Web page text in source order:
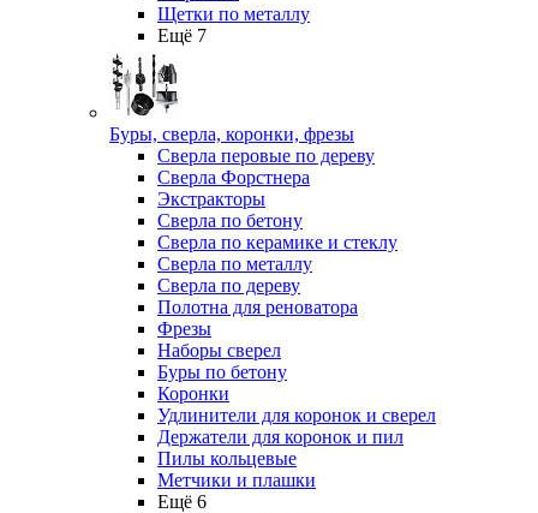
Щетки по металлу
Ещё 7
Буры, сверла, коронки, фрезы
Сверла перовые по дереву
Сверла Форстнера
Экстракторы
Сверла по бетону
Сверла по керамике и стеклу
Сверла по металлу
Сверла по дереву
Полотна для реноватора
Фрезы
Наборы сверел
Буры по бетону
Коронки
Удлинители для коронок и сверел
Держатели для коронок и пил
Пилы кольцевые
Метчики и плашки
Ещё 6